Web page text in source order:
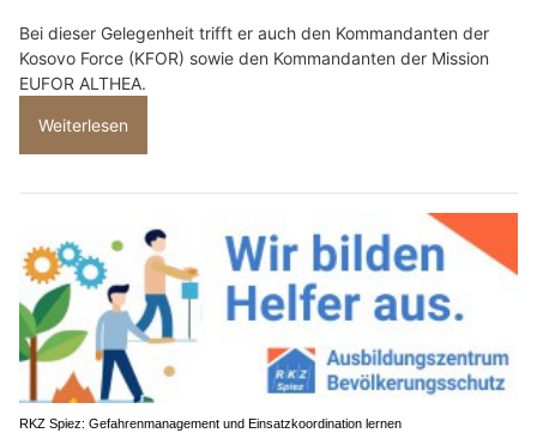
Bei dieser Gelegenheit trifft er auch den Kommandanten der
Kosovo Force (KFOR) sowie den Kommandanten der Mission
EUFOR ALTHEA.
Weiterlesen
RKZ Spiez: Gefahrenmanagement und Einsatzkoordination lernen